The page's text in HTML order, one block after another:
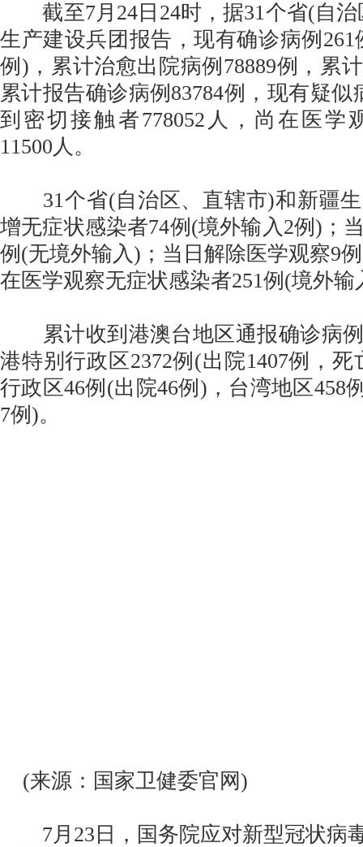
截至7月24日24时，据31个省(自治
生产建设兵团报告，现有确诊病例
例)，累计治愈出院病例78889例，累
累计报告确诊病例83784例，现有疑
到密切接触者778052人，尚在医学
11500人。
31个省(自治区、直辖市)和新疆生
增无症状感染者74例(境外输入2例)；
例(无境外输入)；当日解除医学观察9
在医学观察无症状感染者251例(境外输
累计收到港澳台地区通报确诊病例
港特别行政区2372例(出院1407例，
行政区46例(出院46例)，台湾地区458
7例)。
(来源：国家卫健委官网)
7月23日，国务院应对新型冠状病